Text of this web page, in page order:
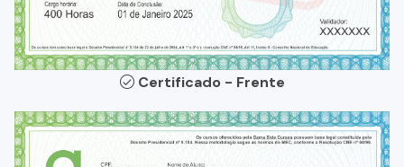
Certificado - Frente